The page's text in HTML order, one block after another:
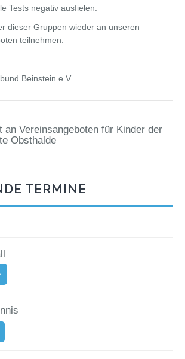
Tests negativ ausfielen.
dieser Gruppen wieder an unseren
teilnehmen.
Beinstein e.V.
an Vereinsangeboten für Kinder der
Obsthalde
TERMINE